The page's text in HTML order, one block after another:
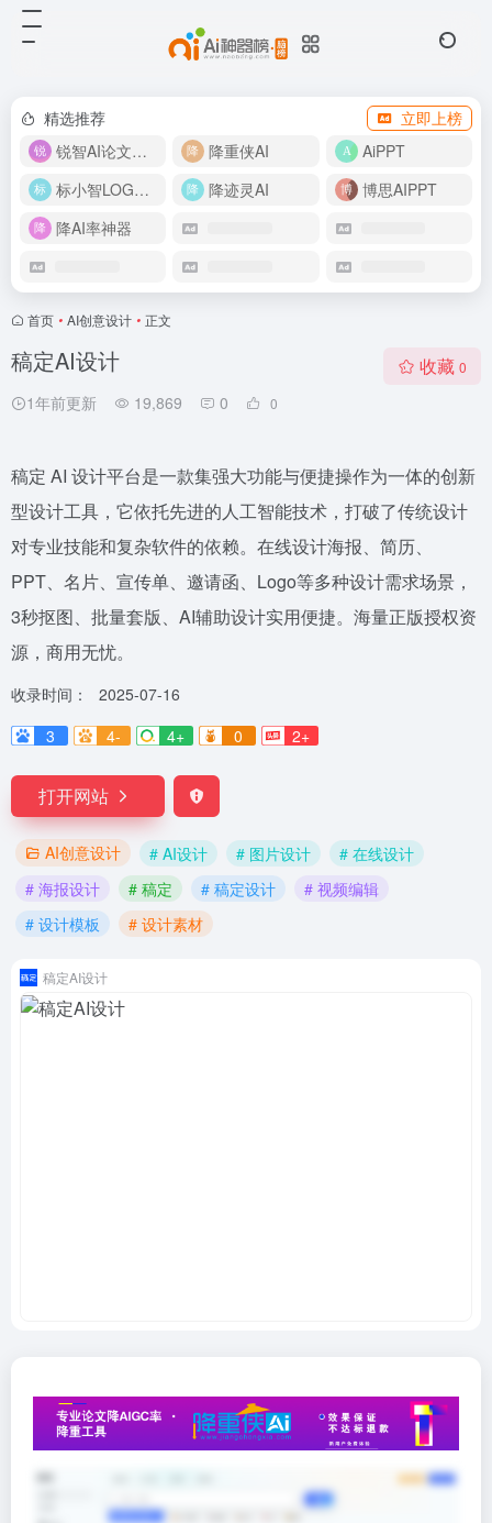
精选推荐
立即上榜
锐智AI论文生成
降重侠AI
AiPPT
标小智LOGO设计
降迹灵AI
博思AIPPT
降AI率神器
首页 • AI创意设计 • 正文
稿定AI设计
1年前更新 19,869 0 0
收藏 0
稿定 AI 设计平台是一款集强大功能与便捷操作为一体的创新
型设计工具，它依托先进的人工智能技术，打破了传统设计
对专业技能和复杂软件的依赖。在线设计海报、简历、
PPT、名片、宣传单、邀请函、Logo等多种设计需求场景，
3秒抠图、批量套版、AI辅助设计实用便捷。海量正版授权资
源，商用无忧。
收录时间：
2025-07-16
3
4- 4+ 0 2+
打开网站
AI创意设计 # AI设计 # 图片设计
# 在线设计
# 海报设计
# 稿定 # 稿定设计
# 视频编辑
# 设计模板
# 设计素材
稿定AI设计